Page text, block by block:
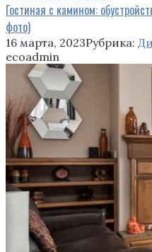
Гостиная с камином:
фото)
16 марта, 2023Рубрика:
ecoadmin